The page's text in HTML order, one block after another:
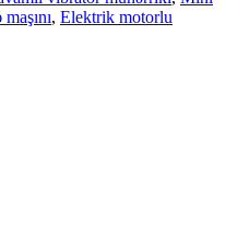
, Elektrik motorlu